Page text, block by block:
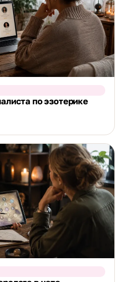
по эзотерике